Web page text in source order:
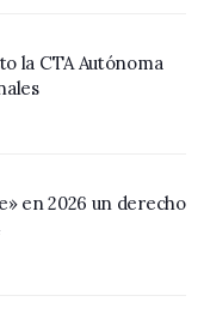
la CTA Autónoma
en 2026 un derecho